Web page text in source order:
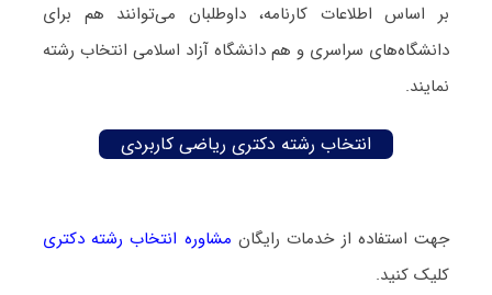
بر اساس اطلاعات کارنامه، داوطلبان می‌توانند هم برای
دانشگاه‌های سراسری و هم دانشگاه آزاد اسلامی انتخاب رشته
نمایند.
انتخاب رشته دکتری ریاضی کاربردی
جهت استفاده از خدمات رایگان مشاوره انتخاب رشته دکتری
کلیک کنید.